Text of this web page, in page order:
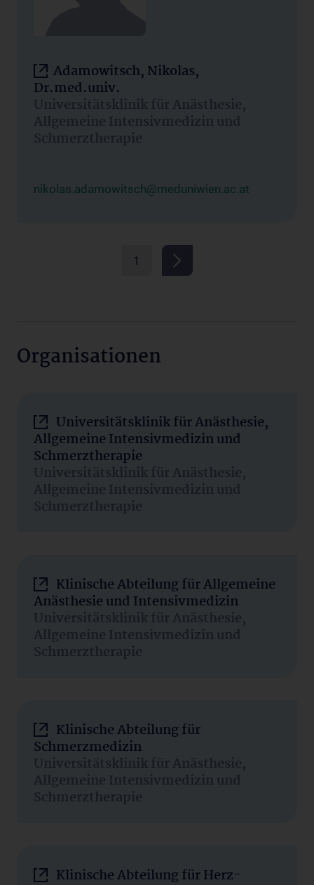
Adamowitsch, Nikolas,
Dr.med.univ.
Universitätsklinik für Anästhesie,
Allgemeine Intensivmedizin und
Schmerztherapie
nikolas.adamowitsch@meduniwien.ac.at
1
Organisationen
Universitätsklinik für Anästhesie,
Allgemeine Intensivmedizin und
Schmerztherapie
Universitätsklinik für Anästhesie,
Allgemeine Intensivmedizin und
Schmerztherapie
Klinische Abteilung für Allgemeine
Anästhesie und Intensivmedizin
Universitätsklinik für Anästhesie,
Allgemeine Intensivmedizin und
Schmerztherapie
Klinische Abteilung für
Schmerzmedizin
Universitätsklinik für Anästhesie,
Allgemeine Intensivmedizin und
Schmerztherapie
Klinische Abteilung für Herz-